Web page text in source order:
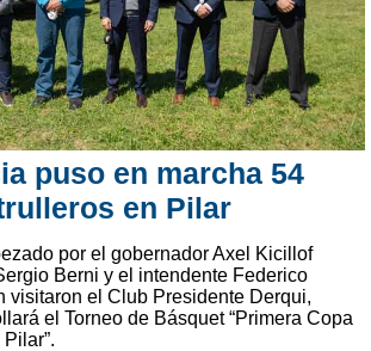
puso en marcha 54
en Pilar
por el gobernador Axel Kicillof
Berni y el intendente Federico
visitaron el Club Presidente Derqui,
el Torneo de Básquet “Primera Copa